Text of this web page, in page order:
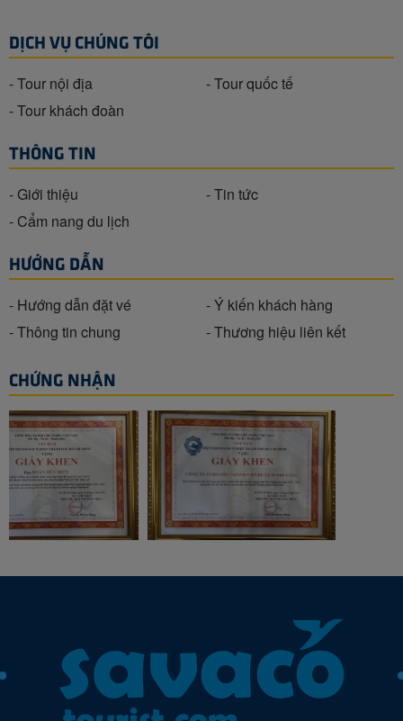
DỊCH VỤ CHÚNG TÔI
- Tour nội địa
- Tour quốc tế
- Tour khách đoàn
THÔNG TIN
- Giới thiệu
- Tin tức
- Cẩm nang du lịch
HƯỚNG DẪN
- Hướng dẫn đặt vé
- Ý kiến khách hàng
- Thông tin chung
- Thương hiệu liên kết
CHỨNG NHẬN